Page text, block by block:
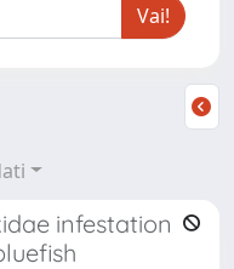
infestation